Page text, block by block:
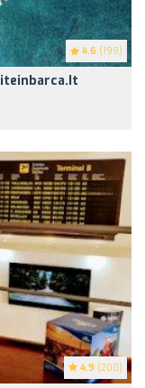
4.6 (199)
4.9 (200)